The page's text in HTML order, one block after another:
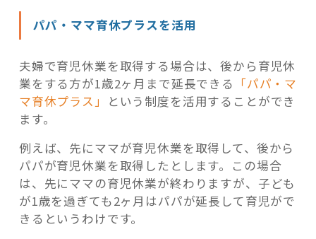
パパ・ママ育休プラスを活用
夫婦で育児休業を取得する場合は、後から育児休
業をする方が1歳2ヶ月まで延長できる 「パパ・マ
マ育休プラス」
という制度を活用することができ
ます。
例えば、先にママが育児休業を取得して、後から
パパが育児休業を取得したとします。この場合
は、先にママの育児休業が終わりますが、子ども
が1歳を過ぎても2ヶ月はパパが延長して育児がで
きるというわけです。